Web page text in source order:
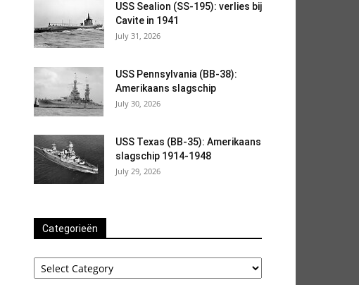
USS Sealion (SS-195): verlies bij
Cavite in 1941
July 31, 2026
USS Pennsylvania (BB-38):
Amerikaans slagschip
July 30, 2026
USS Texas (BB-35): Amerikaans
slagschip 1914-1948
July 29, 2026
Categorieën
Categorieën